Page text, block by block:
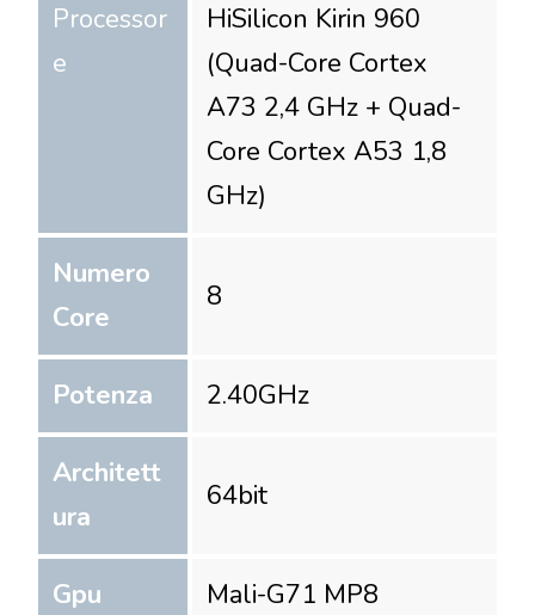
Processor
e
HiSilicon Kirin 960
(Quad-Core Cortex
A73 2,4 GHz + Quad-
Core Cortex A53 1,8
GHz)
Numero
Core
8
Potenza 2.40GHz
Architett
ura
64bit
Gpu Mali-G71 MP8